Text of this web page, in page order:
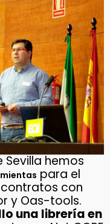
Sevilla hemos
para el
con
y Oas-tools.
una librería en